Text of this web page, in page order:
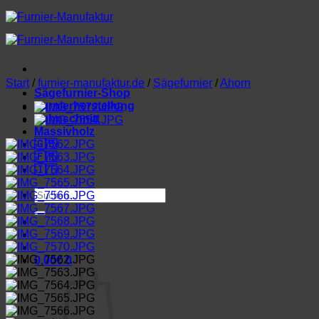
Zum
Inhalt
springen
Sägefurnier-Shop
Furnierherstellung
Lohnschnitt
Massivholz
🇬🇧
🇫🇷
🇮🇹
Suchen
nach:
0,00€ 0
Start / furnier-manufaktur.de / Sägefurnier /Ahorn